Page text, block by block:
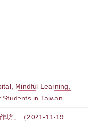
Mindful Learning,
in Taiwan
坊」（2021-11-19